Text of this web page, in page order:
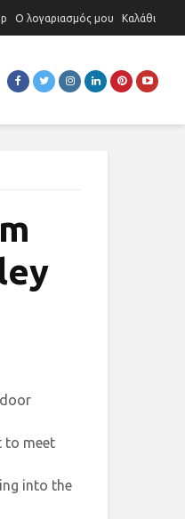
Ο λογαριασμός μου Καλάθι
to meet
into the